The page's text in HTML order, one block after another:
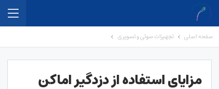
صفحه اصلی تجهیزات صوتی و تصویری
مزایای استفاده از دزدگیر اماکن